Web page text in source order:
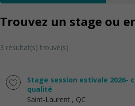
Trouvez un stage ou
3 résultat(s) trouvé(s)
Stage session estivale 2026-
qualité
Saint-Laurent , QC